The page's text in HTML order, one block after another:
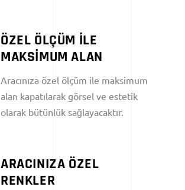
ÖZEL ÖLÇÜM İLE
MAKSİMUM ALAN
Aracınıza özel ölçüm ile maksimum
alan kapatılarak görsel ve estetik
olarak bütünlük sağlayacaktır.
ARACINIZA ÖZEL
RENKLER